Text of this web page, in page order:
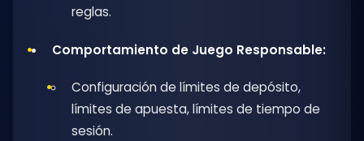
reglas.
Comportamiento de Juego Responsable:
Configuración de límites de depósito,
límites de apuesta, límites de tiempo de
sesión.